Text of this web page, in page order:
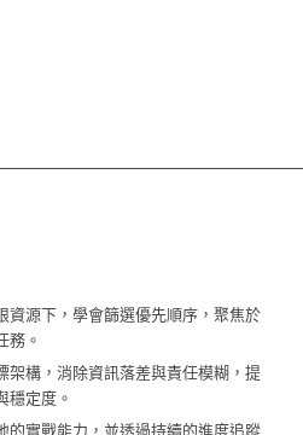
資源下，學會篩選優先順序，聚焦於
務。
架構，消除資訊落差與責任模糊，提
穩定度。
的實戰能力，並透過持續的進度追蹤